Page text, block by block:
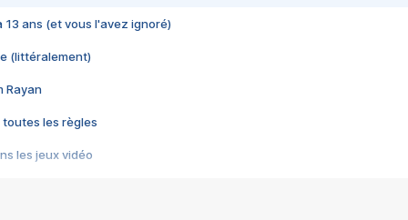
13 ans (et vous l'avez ignoré)
(littéralement)
Rayan
toutes les règles
les jeux vidéo